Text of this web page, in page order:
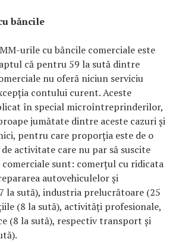
băncile
urile cu băncile comerciale este
că pentru 59 la sută dintre
nu oferă niciun serviciu
contului curent. Aceste
în special microîntreprinderilor,
jumătate dintre aceste cazuri și
pentru care proporția este de o
activitate care nu par să suscite
sunt: comerțul cu ridicata
autovehiculelor și
la sută), industria prelucrătoare (25
(8 la sută), activități profesionale,
(8 la sută), respectiv transport și